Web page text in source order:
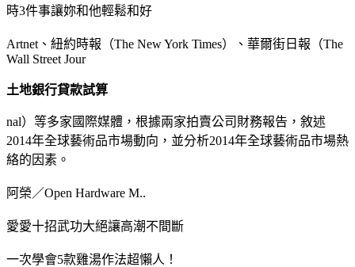
時3件事讓妳和他輕鬆和好
Artnet、紐約時報（The New York Times）、華爾街日報（The
Wall Street Jour
土地銀行貸款試算
nal）等多家國際媒體，根據兩家拍賣公司財務報告，敘述
2014年全球藝術品市場動向，並分析2014年全球藝術品市場熱
絡的因素。
阿榮／Open Hardware M..
愛愛十招武功大絕讓高潮不間斷
一次學會5款雞湯作法超懶人！